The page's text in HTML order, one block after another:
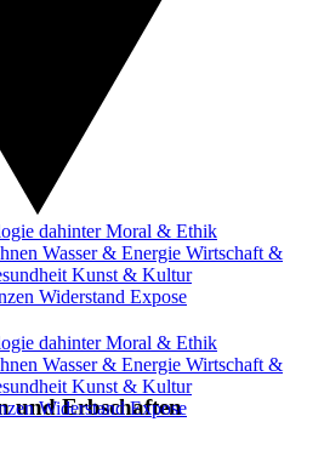
dahinterMoral & Ethik
Wasser & Energie Wirtschaft &
Kunst & Kultur
Widerstand Expose
dahinterMoral & Ethik
Wasser & Energie Wirtschaft &
Kunst & Kultur
WiderstandExpose
und Erbschaften